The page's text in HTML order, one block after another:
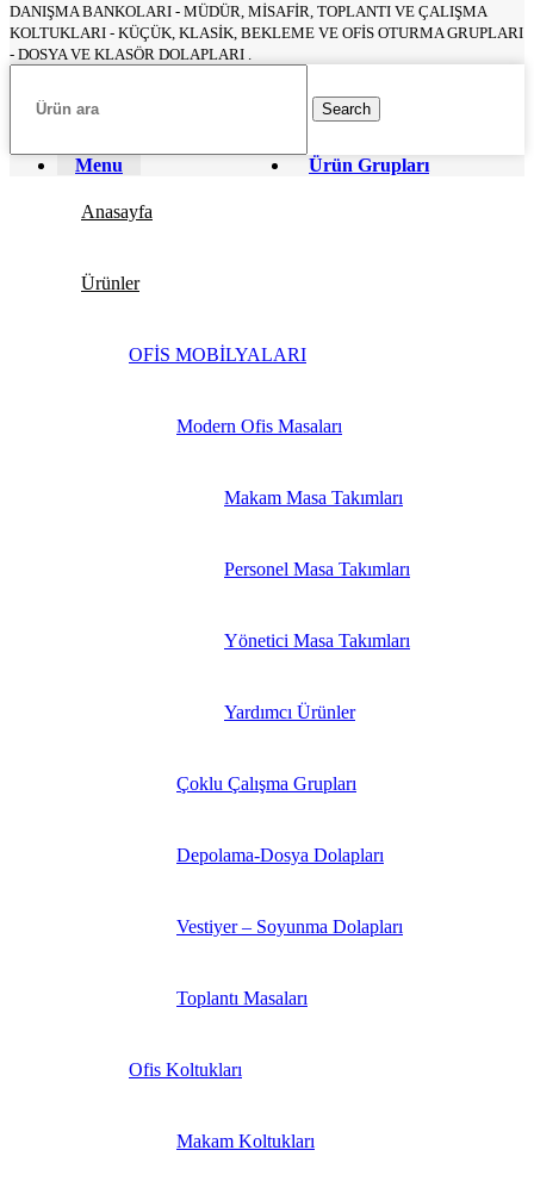
DANIŞMA BANKOLARI - MÜDÜR, MİSAFİR, TOPLANTI VE ÇALIŞMA
KOLTUKLARI - KÜÇÜK, KLASİK, BEKLEME VE OFİS OTURMA GRUPLARI
- DOSYA VE KLASÖR DOLAPLARI .
Search
Menu Ürün Grupları
Anasayfa
Ürünler
OFİS MOBİLYALARI
Modern Ofis Masaları
Makam Masa Takımları
Personel Masa Takımları
Yönetici Masa Takımları
Yardımcı Ürünler
Çoklu Çalışma Grupları
Depolama-Dosya Dolapları
Vestiyer – Soyunma Dolapları
Toplantı Masaları
Ofis Koltukları
Makam Koltukları